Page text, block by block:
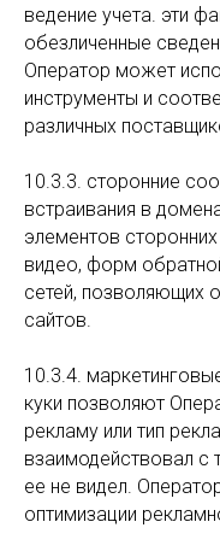
ведение учета. эти
обезличенные
Оператор может
инструменты и
различных
10.3.3. сторонние
встраивания в
элементов
видео, форм
сетей, позволяющих
сайтов.
10.3.4.
куки позволяют
рекламу или тип
взаимодействовал с
ее не видел.
оптимизации